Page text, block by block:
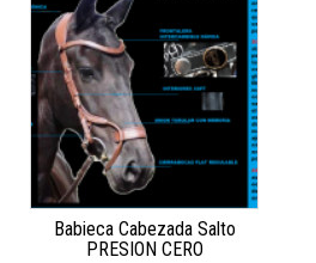
Babieca Cabezada Salto
PRESION CERO